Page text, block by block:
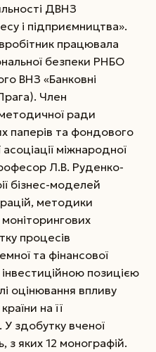
ДВНЗ
і підприємництва».
працювала
безпеки РНБО
ВНЗ «Банковні
Член
ради
паперів та фондового
міжнародної
Л.В. Руденко-
бізнес-моделей
методики
процесів
та фінансової
інвестиційною позицією
оцінювання впливу
на її
здобутку вченої
з яких 12 монографій.